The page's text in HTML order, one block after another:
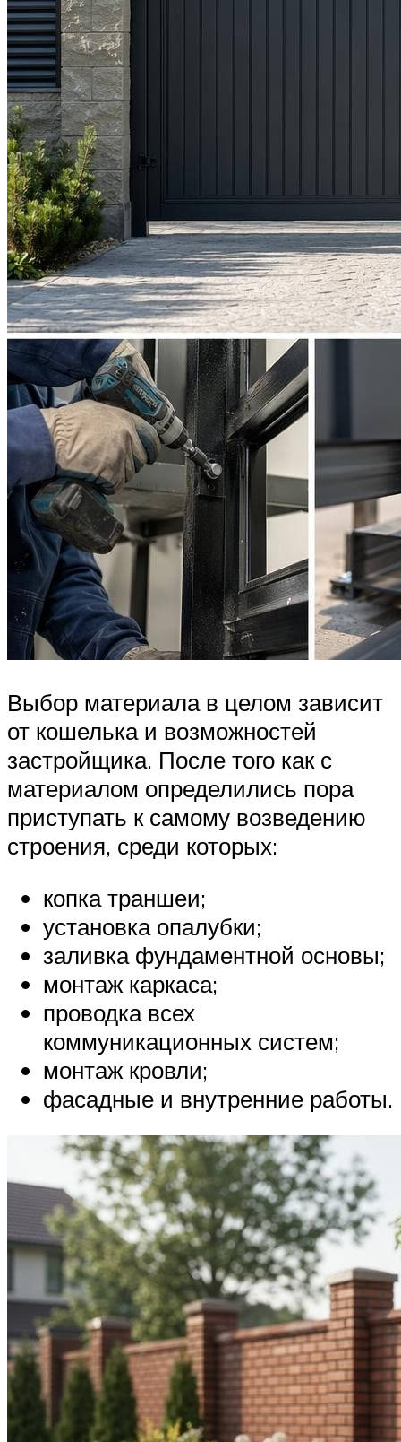
Выбор материала в целом зависит
от кошелька и возможностей
застройщика. После того как с
материалом определились пора
приступать к самому возведению
строения, среди которых:
копка траншеи;
установка опалубки;
заливка фундаментной основы;
монтаж каркаса;
проводка всех
коммуникационных систем;
монтаж кровли;
фасадные и внутренние работы.